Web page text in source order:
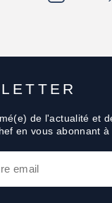
de l'actualité et
en vous abonnant